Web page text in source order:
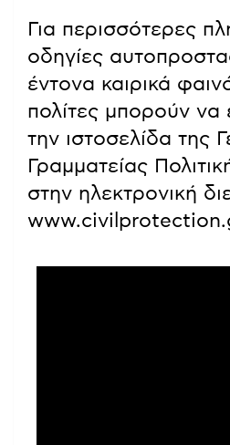
Για περισσότερες
οδηγίες
έντονα καιρικά
πολίτες μπορούν να
την ιστοσελίδα της
Γραμματείας
στην ηλεκτρονική